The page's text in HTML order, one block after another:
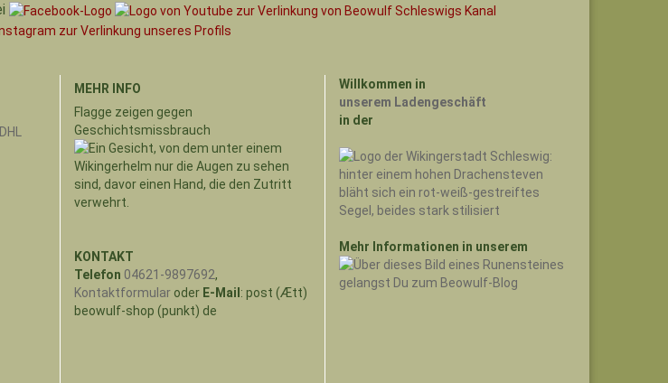
MEHR INFO
Flagge zeigen gegen
Geschichtsmissbrauch
KONTAKT
Telefon 04621-9897692,
Kontaktformular oder E-Mail : post (Ætt)
beowulf-shop (punkt) de
Willkommen in
unserem Ladengeschäft
in der
Mehr Informationen in unserem